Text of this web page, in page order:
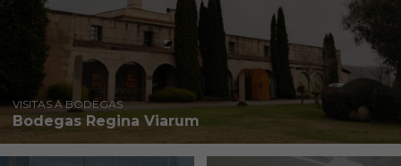
VISITAS A BODEGAS
Bodegas Regina Viarum